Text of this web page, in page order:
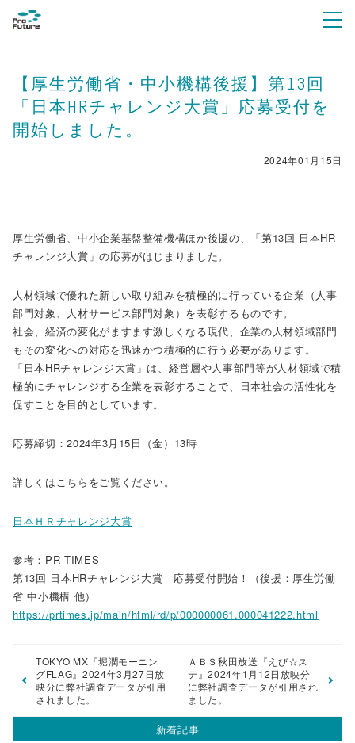
【厚生労働省・中小機構後援】第13回
「日本HRチャレンジ大賞」応募受付を
開始しました。
2024年01月15日
厚生労働省、中小企業基盤整備機構ほか後援の、「第13回 日本HR
チャレンジ大賞」の応募がはじまりました。
人材領域で優れた新しい取り組みを積極的に行っている企業（人事
部門対象、人材サービス部門対象）を表彰するものです。
社会、経済の変化がますます激しくなる現代、企業の人材領域部門
もその変化への対応を迅速かつ積極的に行う必要があります。
「日本HRチャレンジ大賞」は、経営層や人事部門等が人材領域で積
極的にチャレンジする企業を表彰することで、日本社会の活性化を
促すことを目的としています。
応募締切：2024年3月15日（金）13時
詳しくはこちらをご覧ください。
日本ＨＲチャレンジ大賞
参考：PR TIMES
第13回 日本HRチャレンジ大賞 応募受付開始！（後援：厚生労働
省 中小機構 他）
https://prtimes.jp/main/html/rd/p/000000061.000041222.html
TOKYO MX『堀潤モーニン
グFLAG』2024年3月27日放
映分に弊社調査データが引用
されました。
ＡＢＳ秋田放送『えび☆ス
テ』2024年1月12日放映分
に弊社調査データが引用され
ました。
新着記事